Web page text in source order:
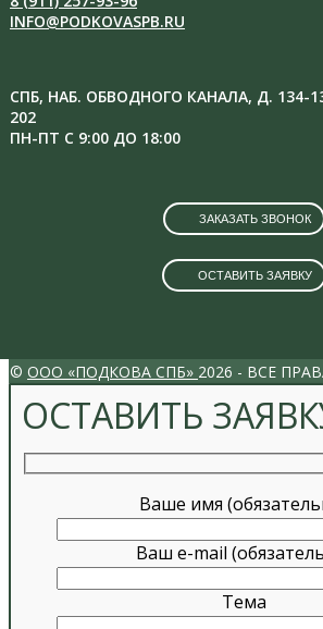
INFO@PODKOVASPB.RU
СПБ, НАБ. ОБВОДНОГО КАНАЛА, Д. 134-
202
ПН-ПТ С 9:00 ДО 18:00
ЗАКАЗАТЬ ЗВОНОК
ОСТАВИТЬ ЗАЯВКУ
© ООО «ПОДКОВА СПБ» 2026 - ВСЕ
ОСТАВИТЬ
Ваше имя
Ваш e-mail
Тема